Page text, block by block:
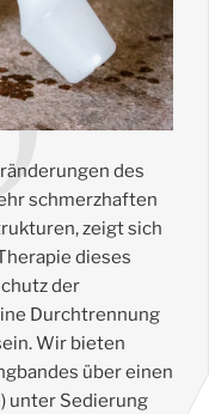
des
schmerzhaften
zeigt sich
dieses
der
Durchtrennung
Wir bieten
über einen
unter Sedierung